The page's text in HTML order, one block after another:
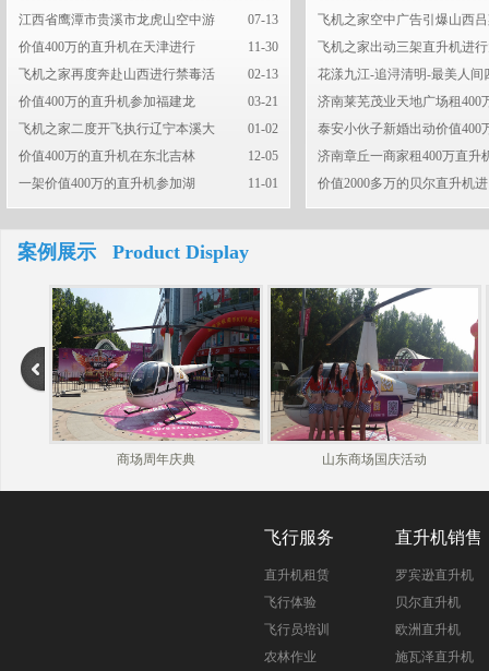
07-13
江西省鹰潭市贵溪市龙虎山空中游
11-30
价值400万的直升机在天津进行
02-13
飞机之家再度奔赴山西进行禁毒活
03-21
价值400万的直升机参加福建龙
01-02
飞机之家二度开飞执行辽宁本溪大
12-05
价值400万的直升机在东北吉林
11-01
一架价值400万的直升机参加湖
飞机之家空中广告引爆山西
飞机之家出动三架直升机进
花漾九江-追浔清明-最美人间
济南莱芜茂业天地广场租400
泰安小伙子新婚出动价值400
济南章丘一商家租400万直升
价值2000多万的贝尔直升机进
案例展示 Product Display
商场周年庆典 山东商场国庆活动
飞行服务
直升机租赁
飞行体验
飞行员培训
农林作业
直升机销售
罗宾逊直升机
贝尔直升机
欧洲直升机
施瓦泽直升机